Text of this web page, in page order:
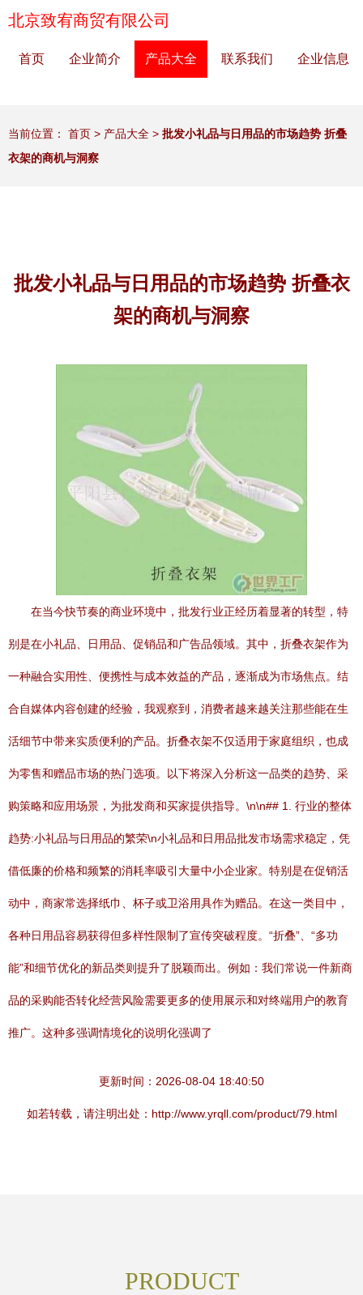
北京致宥商贸有限公司
首页 企业简介 产品大全 联系我们 企业信息
当前位置： 首页 > 产品大全 > 批发小礼品与日用品的市场趋势 折叠
衣架的商机与洞察
批发小礼品与日用品的市场趋势 折叠衣
架的商机与洞察
在当今快节奏的商业环境中，批发行业正经历着显著的转型，特
别是在小礼品、日用品、促销品和广告品领域。其中，折叠衣架作为
一种融合实用性、便携性与成本效益的产品，逐渐成为市场焦点。结
合自媒体内容创建的经验，我观察到，消费者越来越关注那些能在生
活细节中带来实质便利的产品。折叠衣架不仅适用于家庭组织，也成
为零售和赠品市场的热门选项。以下将深入分析这一品类的趋势、采
购策略和应用场景，为批发商和买家提供指导。\n\n## 1. 行业的整体
趋势:小礼品与日用品的繁荣\n小礼品和日用品批发市场需求稳定，凭
借低廉的价格和频繁的消耗率吸引大量中小企业家。特别是在促销活
动中，商家常选择纸巾、杯子或卫浴用具作为赠品。在这一类目中，
各种日用品容易获得但多样性限制了宣传突破程度。“折叠”、“多功
能”和细节优化的新品类则提升了脱颖而出。例如：我们常说一件新商
品的采购能否转化经营风险需要更多的使用展示和对终端用户的教育
推广。这种多强调情境化的说明化强调了
更新时间：2026-08-04 18:40:50
如若转载，请注明出处：http://www.yrqll.com/product/79.html
PRODUCT